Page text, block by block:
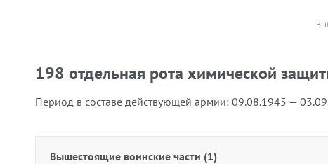
198 отдельная рота химической
Период в составе действующей армии: 09.08.1945 —
Вышестоящие воинские части (1)